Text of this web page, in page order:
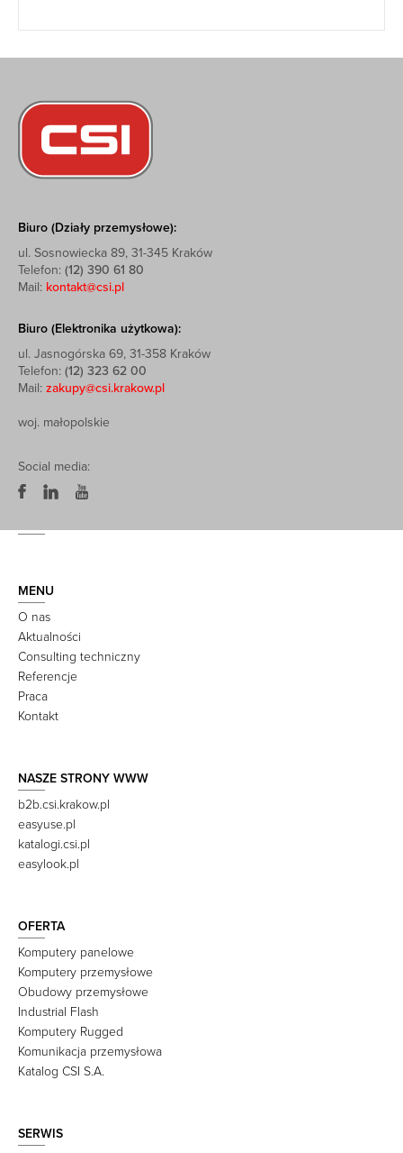
Biuro (Działy przemysłowe):
ul. Sosnowiecka 89, 31-345 Kraków
Telefon: (12) 390 61 80
Mail: kontakt@csi.pl
Biuro (Elektronika użytkowa):
ul. Jasnogórska 69, 31-358 Kraków
Telefon: (12) 323 62 00
Mail: zakupy@csi.krakow.pl
woj. małopolskie
Social media:
MENU
O nas
Aktualności
Consulting techniczny
Referencje
Praca
Kontakt
NASZE STRONY WWW
b2b.csi.krakow.pl
easyuse.pl
katalogi.csi.pl
easylook.pl
OFERTA
Komputery panelowe
Komputery przemysłowe
Obudowy przemysłowe
Industrial Flash
Komputery Rugged
Komunikacja przemysłowa
Katalog CSI S.A.
SERWIS